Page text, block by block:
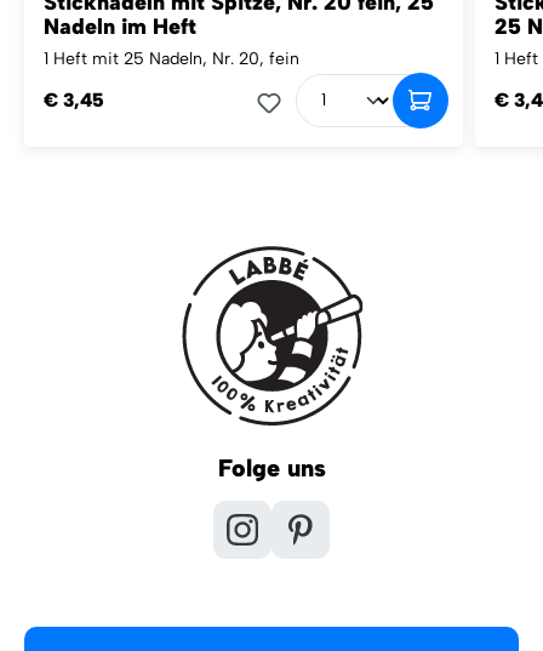
Nadeln im Heft
1 Heft mit 25 Nadeln, Nr. 20, fein
€ 3,45
25
1
€
Folge uns